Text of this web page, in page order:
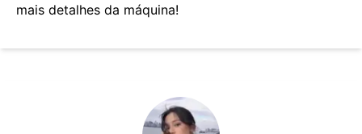
mais detalhes da máquina!